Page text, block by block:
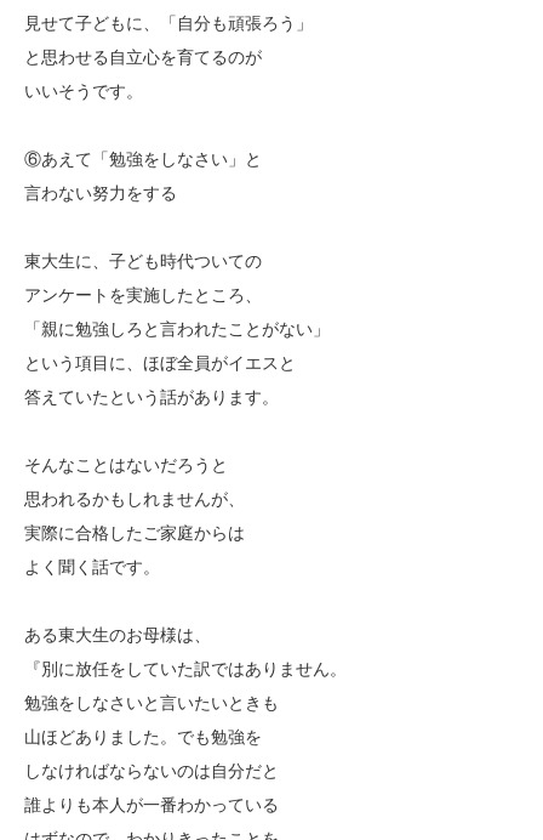
見せて子どもに、「自分も頑張ろう」
と思わせる自立心を育てるのが
いいそうです。
⑥あえて「勉強をしなさい」と
言わない努力をする
東大生に、子ども時代ついての
アンケートを実施したところ、
「親に勉強しろと言われたことがない」
という項目に、ほぼ全員がイエスと
答えていたという話があります。
そんなことはないだろうと
思われるかもしれませんが、
実際に合格したご家庭からは
よく聞く話です。
ある東大生のお母様は、
『別に放任をしていた訳ではありません。
勉強をしなさいと言いたいときも
山ほどありました。でも勉強を
しなければならないのは自分だと
誰よりも本人が一番わかっている